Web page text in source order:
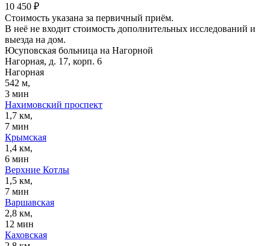
10 450 ₽
Стоимость указана за первичный приём.
В неё не входит стоимость дополнительных исследований и
выезда на дом.
Юсуповская больница на Нагорной
Нагорная, д. 17, корп. 6
Нагорная
542 м,
3 мин
Нахимовский проспект
1,7 км,
7 мин
Крымская
1,4 км,
6 мин
Верхние Котлы
1,5 км,
7 мин
Варшавская
2,8 км,
12 мин
Каховская